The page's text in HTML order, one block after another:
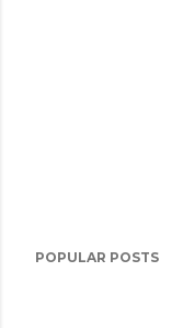
POPULAR POSTS